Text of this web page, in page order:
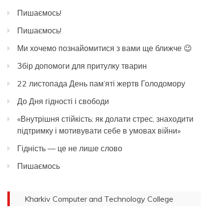
Пишаємось!
Пишаємось!
Ми хочемо познайомитися з вами ще ближче 😉
Збір допомоги для притулку тварин
22 листопада День пам’яті жертв Голодомору
До Дня гідності і свободи
«Внутрішня стійкість: як долати стрес, знаходити
підтримку і мотивувати себе в умовах війни»
Гідність — це не лише слово
Пишаємось
Kharkiv Computer and Technology College